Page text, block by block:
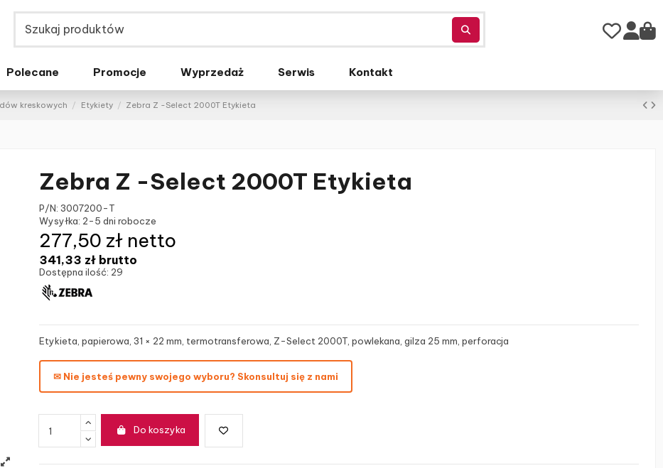
Polecane Promocje Wyprzedaż Serwis Kontakt
kreskowych Etykiety Zebra Z -Select 2000T Etykieta
Zebra Z -Select 2000T Etykieta
P/N: 3007200-T
Wysyłka: 2-5 dni robocze
341,33 zł brutto
277,50 zł netto
Dostępna ilość: 29
Etykieta, papierowa, 31 × 22 mm, termotransferowa, Z-Select 2000T, powlekana, gilza 25 mm, perforacja
✉ Nie jesteś pewny swojego wyboru? Skonsultuj się z nami
Do koszyka